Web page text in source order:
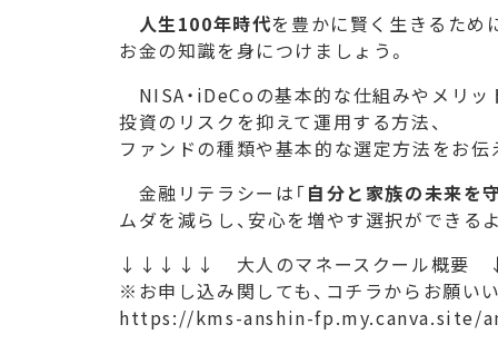
人生100年時代を豊かに賢く生きるため
お金の知識を身につけましょう。
NISA・iDeCoの基本的な仕組みやメリッ
投資のリスクを抑えて運用する方法、
ファンドの種類や基本的な選定方法をお伝
金融リテラシーは「自分と家族の未来を
ムダを減らし、安心を増やす選択ができる
↓↓↓↓↓ 大人のマネースクール概
※お申し込み関しても、コチラからお願い
https://kms-anshin-fp.my.canva.site/